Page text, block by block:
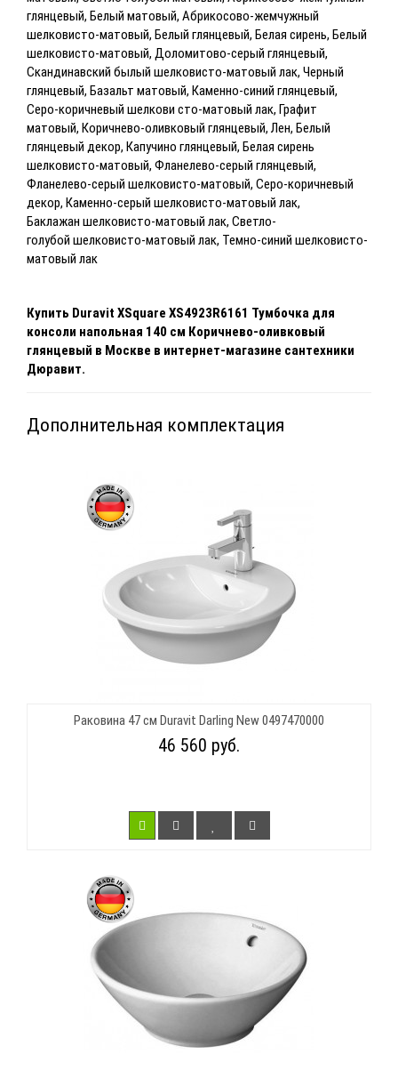
глянцевый, Белый матовый, Абрикосово-жемчужный
шелковисто-матовый, Белый глянцевый, Белая сирень, Белый
шелковисто-матовый, Доломитово-серый глянцевый,
Скандинавский былый шелковисто-матовый лак, Черный
глянцевый, Базальт матовый, Каменно-синий глянцевый,
Серо-коричневый шелкови сто-матовый лак, Графит
матовый, Коричнево-оливковый глянцевый, Лен, Белый
глянцевый декор, Капучино глянцевый, Белая сирень
шелковисто-матовый, Фланелево-серый глянцевый,
Фланелево-серый шелковисто-матовый, Серо-коричневый
декор, Каменно-серый шелковисто-матовый лак,
Баклажан шелковисто-матовый лак, Светло-
голубой шелковисто-матовый лак, Темно-синий шелковисто-
матовый лак
Купить Duravit XSquare XS4923R6161 Тумбочка для
консоли напольная 140 см Коричнево-оливковый
глянцевый в Москве в интернет-магазине сантехники
Дюравит.
Дополнительная комплектация
Раковина 47 см Duravit Darling New 0497470000
46 560 руб.